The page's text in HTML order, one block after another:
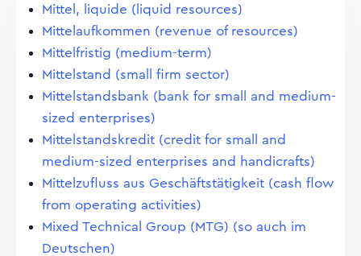
Mittel, liquide (liquid resources)
Mittelaufkommen (revenue of resources)
Mittelfristig (medium-term)
Mittelstand (small firm sector)
Mittelstandsbank (bank for small and medium-
sized enterprises)
Mittelstandskredit (credit for small and
medium-sized enterprises and handicrafts)
Mittelzufluss aus Geschäftstätigkeit (cash flow
from operating activities)
Mixed Technical Group (MTG) (so auch im
Deutschen)